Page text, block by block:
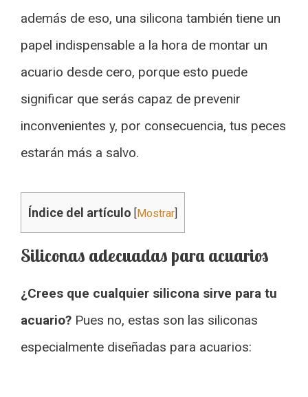
además de eso, una silicona también tiene un
papel indispensable a la hora de montar un
acuario desde cero, porque esto puede
significar que serás capaz de prevenir
inconvenientes y, por consecuencia, tus peces
estarán más a salvo.
Índice del artículo [Mostrar]
Siliconas adecuadas para acuarios
¿Crees que cualquier silicona sirve para tu
acuario? Pues no, estas son las siliconas
especialmente diseñadas para acuarios: